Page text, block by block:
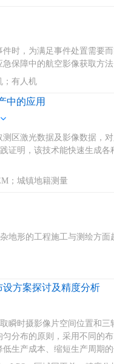
时，为满足事件处置需要
保障中的航空影像获取方
；有人机
中的应用
区激光数据及影像数据，
证明，该技术能快速生成
；城镇地籍测量
地形的工程施工与测绘方
设方案探讨及精度分析
瞬时摄影像片空间位置和
分布的原则，采用不同的
生产成本、缩短生产周期